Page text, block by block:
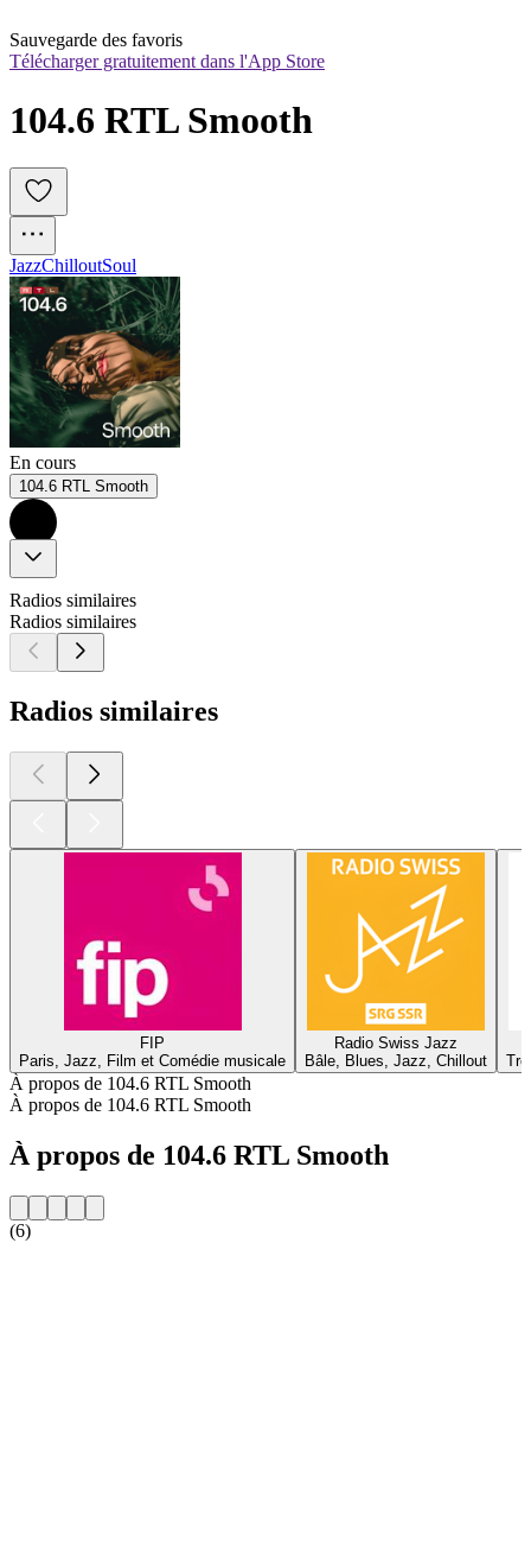
Sauvegarde des favoris
Télécharger gratuitement dans l'App Store
104.6 RTL Smooth
JazzChilloutSoul
En cours
104.6 RTL Smooth
Radios similaires
Radios similaires
Radios similaires
FIP
Paris, Jazz, Film et Comédie musicale
Radio Swiss Jazz
Bâle, Blues, Jazz, Chillout
À propos de 104.6 RTL Smooth
À propos de 104.6 RTL Smooth
À propos de 104.6 RTL Smooth
(6)